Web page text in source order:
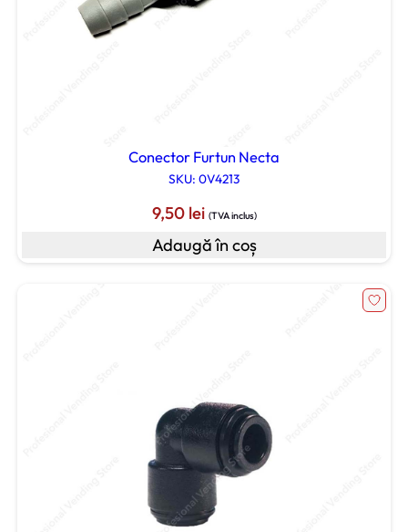
Conector Furtun Necta
SKU: 0V4213
9,50 lei (TVA inclus)
Adaugă în coș